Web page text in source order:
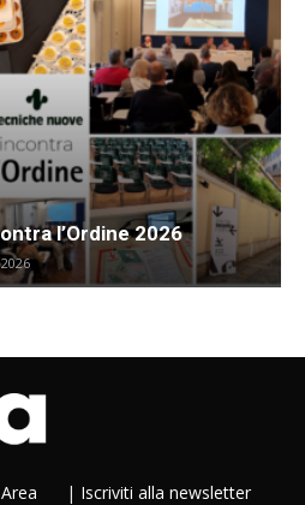
l’Ordine 2026
| Iscriviti alla newsletter